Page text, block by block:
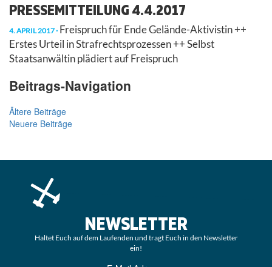
PRESSEMITTEILUNG 4.4.2017
4. APRIL 2017 Freispruch für Ende Gelände-Aktivistin ++
Erstes Urteil in Strafrechtsprozessen ++ Selbst
Staatsanwältin plädiert auf Freispruch
Beitrags-Navigation
Ältere Beiträge
Neuere Beiträge
NEWSLETTER
Haltet Euch auf dem Laufenden und tragt Euch in den Newsletter
ein!